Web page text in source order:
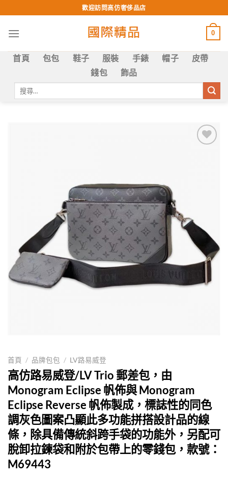
to
content
歡迎訪問高仿奢侈品店
0
首頁 包包 鞋子 服裝 手錶 帽子
皮帶
錢包
飾品
首頁 / 品牌包包 / LV路易威登
高仿路易威登/LV Trio 郵差包，由
Monogram Eclipse 帆佈與 Monogram
Eclipse Reverse 帆佈製成，標誌性的同色
調灰色圖案凸顯此多功能拼搭設計品的線
條，除具備傳統斜跨手袋的功能外，另配可
脫卸拉鍊袋和附於包帶上的零錢包，款號：
M69443